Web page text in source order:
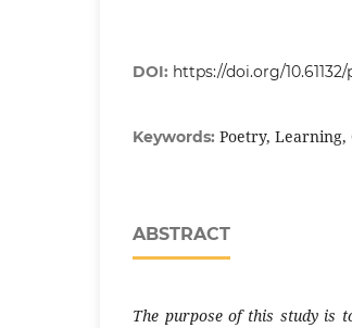
DOI: https://doi.org/
Keywords: Poetry, Learning,
ABSTRACT
The purpose of this study is